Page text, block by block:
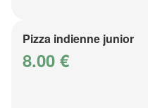
Pizza indienne junior
8.00 €